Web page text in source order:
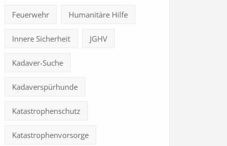
Feuerwehr Humanitäre Hilfe
Innere Sicherheit JGHV
Kadaver-Suche
Kadaverspürhunde
Katastrophenschutz
Katastrophenvorsorge